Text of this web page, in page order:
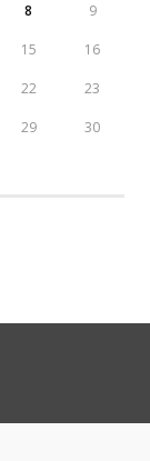
8 9
15 16
22 23
29 30